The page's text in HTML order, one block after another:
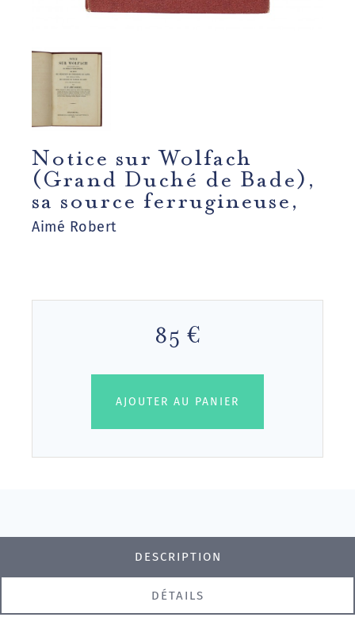
Notice sur Wolfach
(Grand Duché de Bade),
sa source ferrugineuse,
Aimé Robert
85 €
AJOUTER AU PANIER
DESCRIPTION
DÉTAILS